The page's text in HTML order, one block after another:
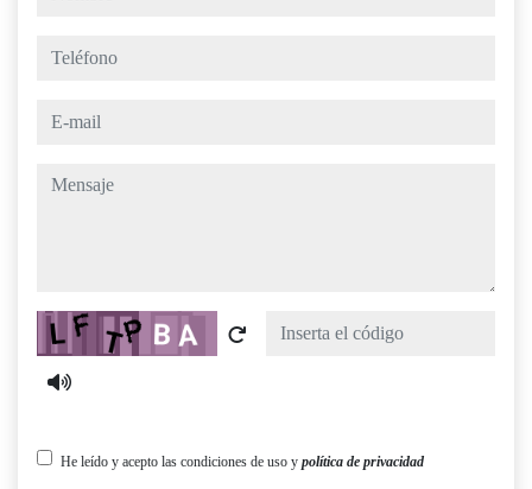
teléfono
e-mail
mensaje
Captcha
He leído y acepto las condiciones de uso y política de privacidad